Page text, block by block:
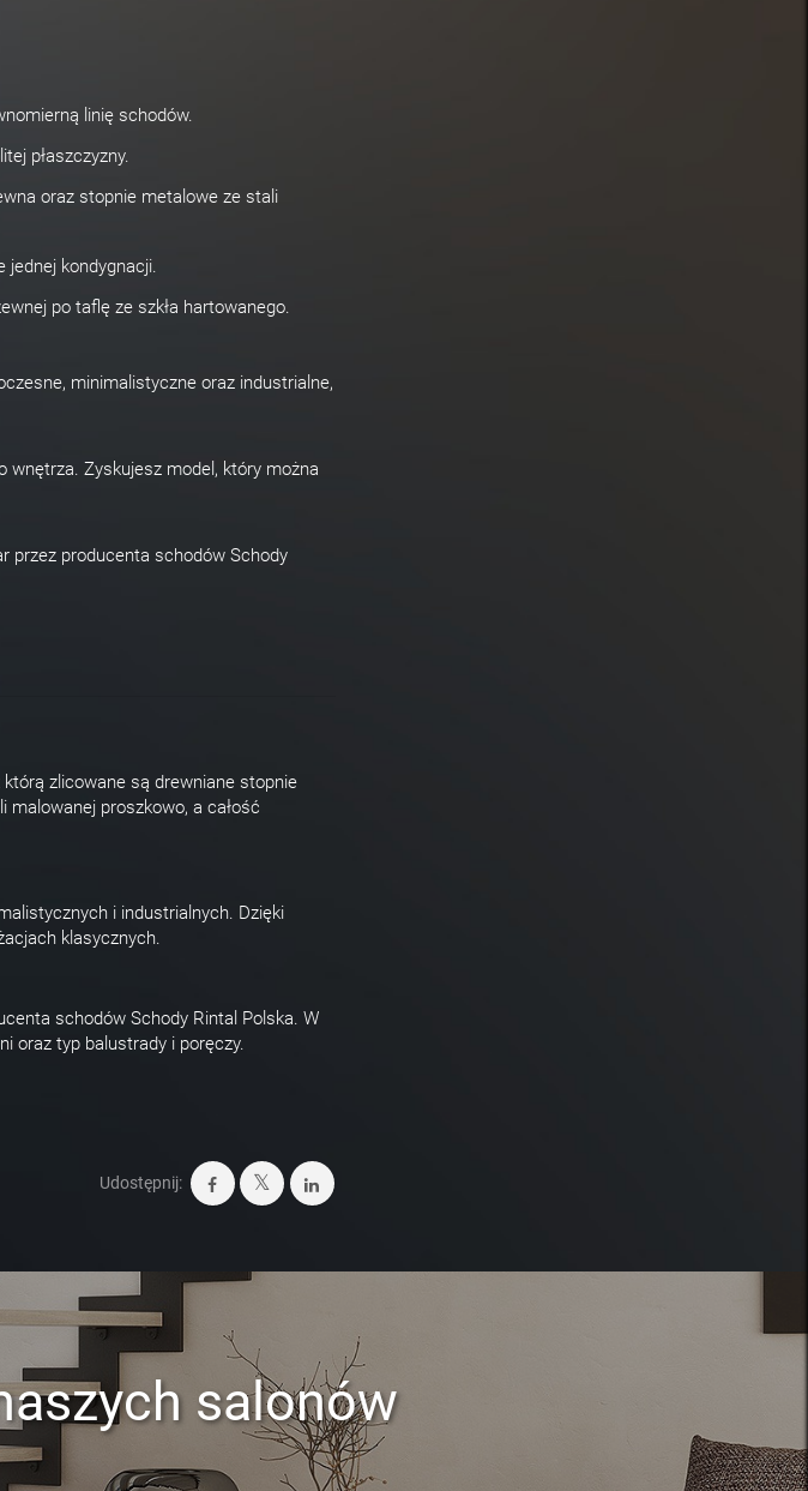
linię schodów.
płaszczyzny.
oraz stopnie metalowe ze stali
jednej kondygnacji.
po taflę ze szkła hartowanego.
minimalistyczne oraz industrialne,
wnętrza. Zyskujesz model, który można
przez producenta schodów Schody
zlicowane są drewniane stopnie
proszkowo, a całość
i industrialnych. Dzięki
klasycznych.
schodów Schody Rintal Polska. W
oraz typ balustrady i poręczy.
Udostępnij:
salonów